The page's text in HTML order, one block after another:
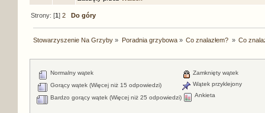
Strony: [1]2 Do góry
Stowarzyszenie Na Grzyby » Poradnia grzybowa» Co znalazłem? » Co
Normalny wątek
Gorący wątek (Więcej niż 15 odpowiedzi)
Bardzo gorący wątek (Więcej niż 25 odpowiedzi)
Zamknięty wątek
Wątek przyklejony
Ankieta